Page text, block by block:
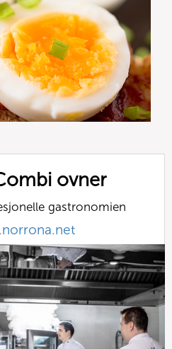
ovner
gastronomien